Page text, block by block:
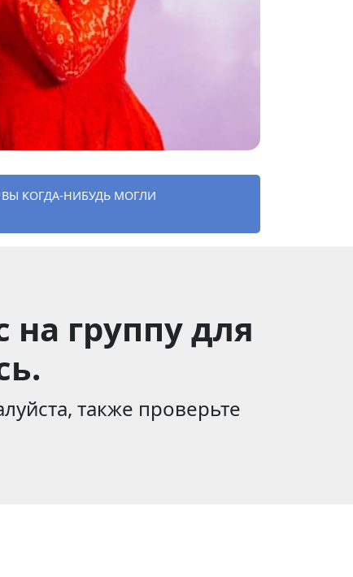
КОГДА-НИБУДЬ МОГЛИ
группу для
также проверьте